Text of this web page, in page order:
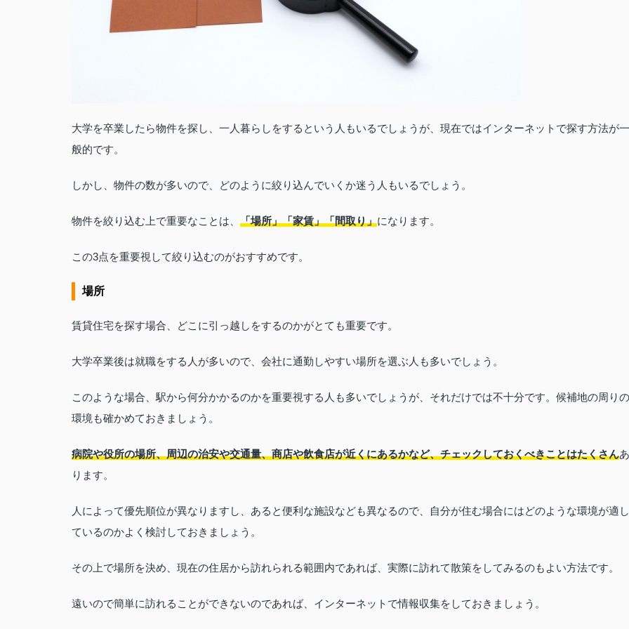
大学を卒業したら物件を探し、一人暮らしをするという人もいるでしょうが、現在ではインターネットで探す方法が一
般的です。
しかし、物件の数が多いので、どのように絞り込んでいくか迷う人もいるでしょう。
物件を絞り込む上で重要なことは、 「場所」「家賃」「間取り」になります。
この3点を重要視して絞り込むのがおすすめです。
場所
賃貸住宅を探す場合、どこに引っ越しをするのかがとても重要です。
大学卒業後は就職をする人が多いので、会社に通勤しやすい場所を選ぶ人も多いでしょう。
このような場合、駅から何分かかるのかを重要視する人も多いでしょうが、それだけでは不十分です。候補地の周りの
環境も確かめておきましょう。
病院や役所の場所、周辺の治安や交通量、商店や飲食店が近くにあるかなど、チェックしておくべきことはたくさんあ
ります。
人によって優先順位が異なりますし、あると便利な施設なども異なるので、自分が住む場合にはどのような環境が適し
ているのかよく検討しておきましょう。
その上で場所を決め、現在の住居から訪れられる範囲内であれば、実際に訪れて散策をしてみるのもよい方法です。
遠いので簡単に訪れることができないのであれば、インターネットで情報収集をしておきましょう。